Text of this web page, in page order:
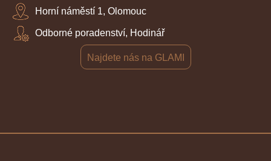
Horní náměstí 1, Olomouc
Odborné poradenství, Hodinář
Najdete nás na GLAMI